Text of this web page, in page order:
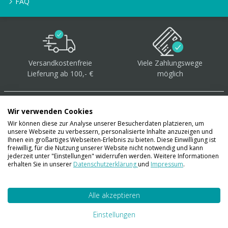
Versandkostenfreie
Lieferung ab 100,- €
Viele Zahlungswege
möglich
Über 40.000 Artikel auf
Lager
Wir verwenden Cookies
Wir können diese zur Analyse unserer Besucherdaten platzieren, um
unsere Webseite zu verbessern, personalisierte Inhalte anzuzeigen und
Ihnen ein großartiges Webseiten-Erlebnis zu bieten. Diese Einwilligung ist
freiwillig, für die Nutzung unserer Website nicht notwendig und kann
jederzeit unter "Einstellungen" widerrufen werden. Weitere Informationen
erhalten Sie in unserer Datenschutzerklärungund Impressum.
Alle akzeptieren
Einstellungen